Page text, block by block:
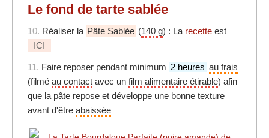
Le fond de tarte sablée
10. Réaliser la Pâte Sablée (140 g) : La recette est
ICI
11. Faire reposer pendant minimum 2 heures au frais
(filmé au contact avec un film alimentaire étirable) afin
que la pâte repose et développe une bonne texture
avant d'être abaissée